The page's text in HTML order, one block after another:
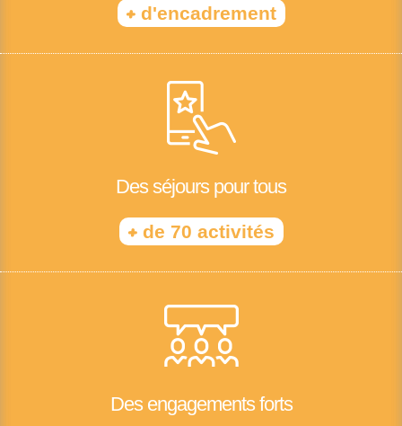
+d'encadrement
Des séjours pour tous
+de 70 activités
Des engagements forts